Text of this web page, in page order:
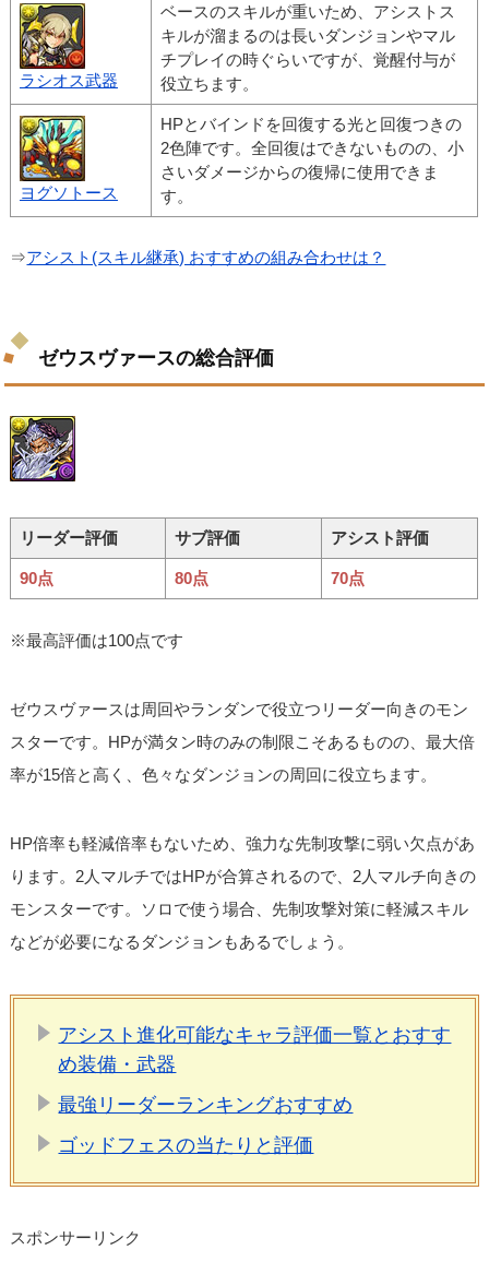
ラシオス武器
ベースのスキルが重いため、アシストス
キルが溜まるのは長いダンジョンやマル
チプレイの時ぐらいですが、覚醒付与が
役立ちます。
ヨグソトース
HPとバインドを回復する光と回復つきの
2色陣です。全回復はできないものの、小
さいダメージからの復帰に使用できま
す。
⇒アシスト(スキル継承) おすすめの組み合わせは？
ゼウスヴァースの総合評価
リーダー評価 サブ評価 アシスト評価
90点 80点 70点
※最高評価は100点です
ゼウスヴァースは周回やランダンで役立つリーダー向きのモン
スターです。HPが満タン時のみの制限こそあるものの、最大倍
率が15倍と高く、色々なダンジョンの周回に役立ちます。
HP倍率も軽減倍率もないため、強力な先制攻撃に弱い欠点があ
ります。2人マルチではHPが合算されるので、2人マルチ向きの
モンスターです。ソロで使う場合、先制攻撃対策に軽減スキル
などが必要になるダンジョンもあるでしょう。
アシスト進化可能なキャラ評価一覧とおすす
め装備・武器
最強リーダーランキングおすすめ
ゴッドフェスの当たりと評価
スポンサーリンク